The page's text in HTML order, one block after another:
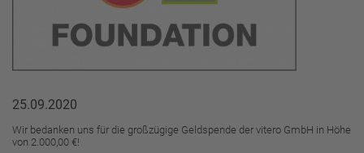
Wir bedanken uns für die großzügige Geldspende der vitero GmbH in Höhe
von 2.000,00 €!
25.09.2020